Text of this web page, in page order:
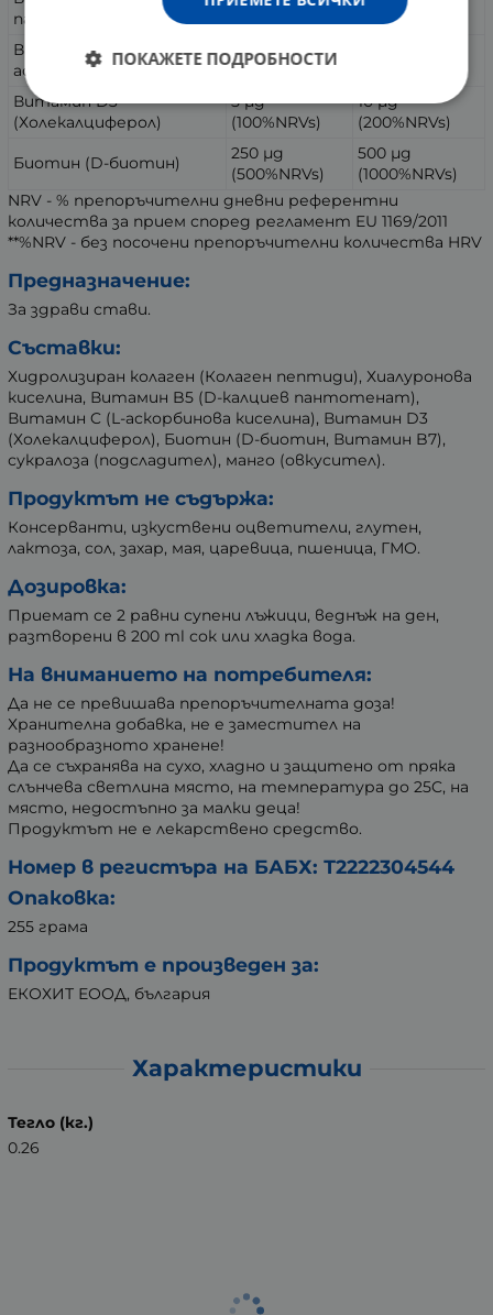
пантотенат)
(1000%NRVs)
Витамин C (L-
аскорбинова киселина)
10 mg
(12,5%NRVs)
Витамин D3
(Холекалциферол)
5 µg
(100%NRVs)
10 µg
(200%NRVs)
Биотин (D-биотин)
250 µg
(500%NRVs)
500 µg
(1000%NRVs)
NRV - % препоръчителни дневни референтни
количества за прием според регламент EU 1169/2011
**%NRV - без посочени препоръчителни количества HRV
Предназначение:
За здрави стави.
Съставки:
Хидролизиран колаген (Колаген пептиди), Хиалуронова
киселина, Витамин B5 (D-калциев пантотенат),
Витамин C (L-аскорбинова киселина), Витамин D3
(Холекалциферол), Биотин (D-биотин, Витамин B7),
сукралоза (подсладител), манго (овкусител).
Продуктът не съдържа:
Консерванти, изкуствени оцветители, глутен,
лактоза, сол, захар, мая, царевица, пшеница, ГМО.
Дозировка:
Приемат се 2 равни супени лъжици, веднъж на ден,
разтворени в 200 ml сок или хладка вода.
На вниманието на потребителя:
Да не се превишава препоръчителната доза!
Хранителна добавка, не е заместител на
разнообразното хранене!
Да се съхранява на сухо, хладно и защитено от пряка
слънчева светлина място, на температура до 25C, на
място, недостъпно за малки деца!
Продуктът не е лекарствено средство.
Номер в регистъра на БАБХ: Т2222304544
Опаковка:
255 грама
Продуктът е произведен за:
ЕКОХИТ ЕООД, българия
Характеристики
Тегло (кг.)
0.26
ПОКАЖЕТЕ ПОДРОБНОСТИ